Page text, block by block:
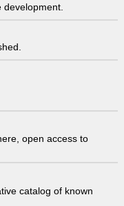
open access to
catalog of known